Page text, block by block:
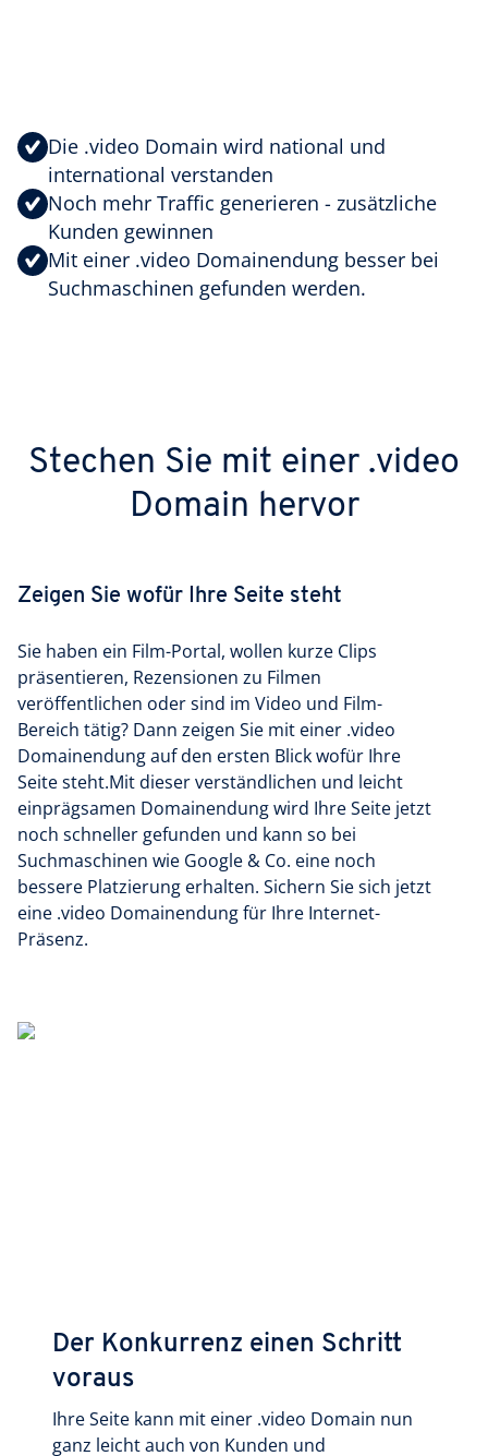
Die .video Domain wird national und
international verstanden
Noch mehr Traffic generieren - zusätzliche
Kunden gewinnen
Mit einer .video Domainendung besser bei
Suchmaschinen gefunden werden.
Stechen Sie mit einer .video
Domain hervor
Zeigen Sie wofür Ihre Seite steht
Sie haben ein Film-Portal, wollen kurze Clips
präsentieren, Rezensionen zu Filmen
veröffentlichen oder sind im Video und Film-
Bereich tätig? Dann zeigen Sie mit einer .video
Domainendung auf den ersten Blick wofür Ihre
Seite steht.Mit dieser verständlichen und leicht
einprägsamen Domainendung wird Ihre Seite jetzt
noch schneller gefunden und kann so bei
Suchmaschinen wie Google & Co. eine noch
bessere Platzierung erhalten. Sichern Sie sich jetzt
eine .video Domainendung für Ihre Internet-
Präsenz.
Der Konkurrenz einen Schritt
voraus
Ihre Seite kann mit einer .video Domain nun
ganz leicht auch von Kunden und